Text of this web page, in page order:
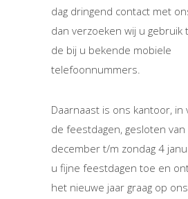
dag dringend contact met
dan verzoeken wij u gebruik
de bij u bekende mobiele
telefoonnummers.
Daarnaast is ons kantoor,
de feestdagen, gesloten van
december t/m zondag 4
u fijne feestdagen toe en
het nieuwe jaar graag op